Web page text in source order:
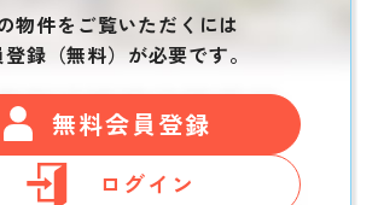
物件をご覧いただくには
録（無料）が必要です。
無料会員登録
ログイン